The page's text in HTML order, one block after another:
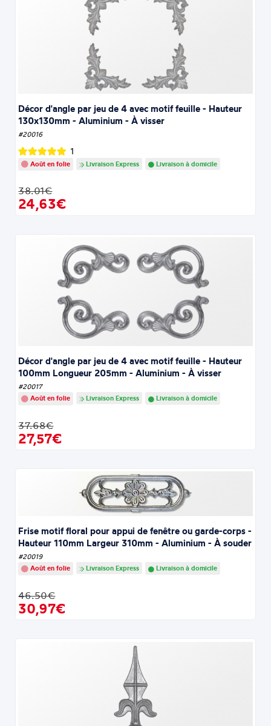
Décor d'angle par jeu de 4 avec motif feuille - Hauteur
130x130mm - Aluminium - À visser
#20016
1
Août en folie Livraison Express Livraison à domicile
38.01€
24,63€
Décor d'angle par jeu de 4 avec motif feuille - Hauteur
100mm Longueur 205mm - Aluminium - À visser
#20017
Août en folie
Livraison Express Livraison à domicile
37.68€
27,57€
Frise motif floral pour appui de fenêtre ou garde-corps -
Hauteur 110mm Largeur 310mm - Aluminium - À souder
#20019
Août en folie
Livraison Express Livraison à domicile
46.50€
30,97€